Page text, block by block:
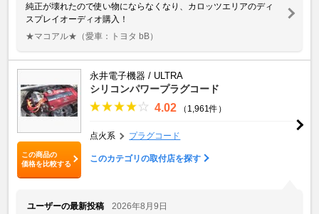
純正が壊れたので使い物にならなくなり、カロッツエリアのディ
スプレイオーディオ購入！
★マコアル★ （愛車：トヨタ bB）
この商品の
価格を比較する
永井電子機器 / ULTRA
シリコンパワープラグコード
4.02 （1,961件）
点火系 プラグコード
このカテゴリの取付店を探す
ユーザーの最新投稿
2026年8月9日